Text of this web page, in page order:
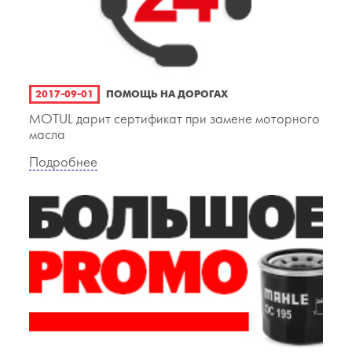
2017-09-01 ПОМОЩЬ НА ДОРОГАХ
MOTUL дарит сертификат при замене моторного
масла
Подробнее